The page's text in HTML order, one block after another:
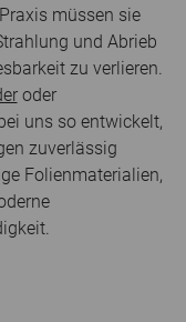
müssen sie
und Abrieb
zu verlieren.
oder
uns so entwickelt,
zuverlässig
Folienmaterialien,